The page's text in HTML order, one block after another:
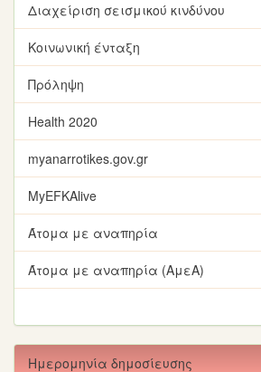
Διαχείριση σεισμικού κινδύνου
Κοινωνική ένταξη
Πρόληψη
Health 2020
myanarrotikes.gov.gr
MyEFKAlive
Άτομα με αναπηρία
Άτομα με αναπηρία (ΑμεΑ)
Ημερομηνία δημοσίευσης